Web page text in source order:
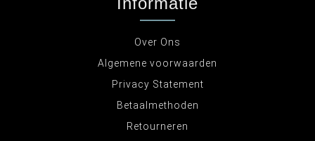
Over Ons
Algemene voorwaarden
Privacy Statement
Betaalmethoden
Retourneren